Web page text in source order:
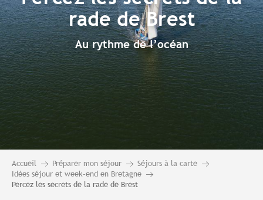
rade de Brest
Au rythme de l’océan
Accueil Préparer mon séjour
Séjours à la carte
Idées séjour et week-end en Bretagne
Percez les secrets de la rade de Brest